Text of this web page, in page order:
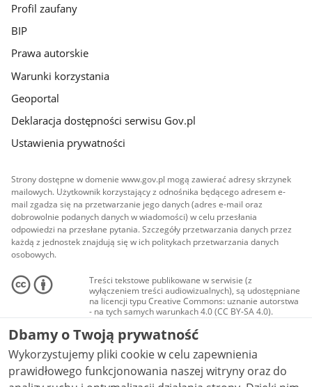
Profil zaufany
BIP
Prawa autorskie
Warunki korzystania
Geoportal
Deklaracja dostępności serwisu Gov.pl
Ustawienia prywatności
Strony dostępne w domenie www.gov.pl mogą zawierać adresy skrzynek
mailowych. Użytkownik korzystający z odnośnika będącego adresem e-
mail zgadza się na przetwarzanie jego danych (adres e-mail oraz
dobrowolnie podanych danych w wiadomości) w celu przesłania
odpowiedzi na przesłane pytania. Szczegóły przetwarzania danych przez
każdą z jednostek znajdują się w ich politykach przetwarzania danych
osobowych.
Treści tekstowe publikowane w serwisie (z
wyłączeniem treści audiowizualnych), są udostępniane
na licencji typu Creative Commons: uznanie autorstwa
- na tych samych warunkach 4.0 (CC BY-SA 4.0).
Materiały audiowizualne, w tym zdjęcia, materiały
audio i wideo, są udostępniane na licencji typu
Creative Commons: uznanie autorstwa użycie
niekomercyjne - bez utworów zależnych 4.0 (CC BY-
NC-ND 4.0), o ile nie jest to stwierdzone inaczej.
Dbamy o Twoją prywatność
Wykorzystujemy pliki cookie w celu zapewnienia
prawidłowego funkcjonowania naszej witryny oraz do